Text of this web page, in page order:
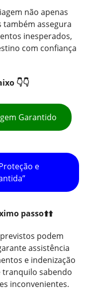
não apenas
também assegura
inesperados,
com confiança
👇👇
Garantido
e
passo⬆️⬆️
podem
assistência
e indenização
tranquilo sabendo
inconvenientes.